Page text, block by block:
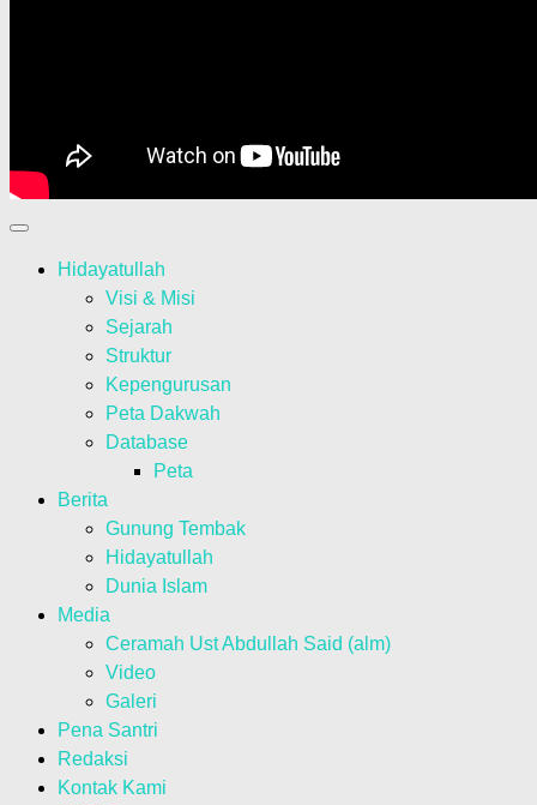
Hidayatullah
Visi & Misi
Sejarah
Struktur
Kepengurusan
Peta Dakwah
Database
Peta
Berita
Gunung Tembak
Hidayatullah
Dunia Islam
Media
Ceramah Ust Abdullah Said (alm)
Video
Galeri
Pena Santri
Redaksi
Kontak Kami